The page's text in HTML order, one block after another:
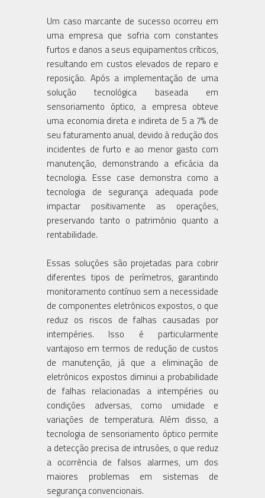
Um caso marcante de sucesso ocorreu em
uma empresa que sofria com constantes
furtos e danos a seus equipamentos críticos,
resultando em custos elevados de reparo e
reposição. Após a implementação de uma
solução tecnológica baseada em
sensoriamento óptico, a empresa obteve
uma economia direta e indireta de 5 a 7% de
seu faturamento anual, devido à redução dos
incidentes de furto e ao menor gasto com
manutenção, demonstrando a eficácia da
tecnologia. Esse case demonstra como a
tecnologia de segurança adequada pode
impactar positivamente as operações,
preservando tanto o patrimônio quanto a
rentabilidade.
Essas soluções são projetadas para cobrir
diferentes tipos de perímetros, garantindo
monitoramento contínuo sem a necessidade
de componentes eletrônicos expostos, o que
reduz os riscos de falhas causadas por
intempéries. Isso é particularmente
vantajoso em termos de redução de custos
de manutenção, já que a eliminação de
eletrônicos expostos diminui a probabilidade
de falhas relacionadas a intempéries ou
condições adversas, como umidade e
variações de temperatura. Além disso, a
tecnologia de sensoriamento óptico permite
a detecção precisa de intrusões, o que reduz
a ocorrência de falsos alarmes, um dos
maiores problemas em sistemas de
segurança convencionais.